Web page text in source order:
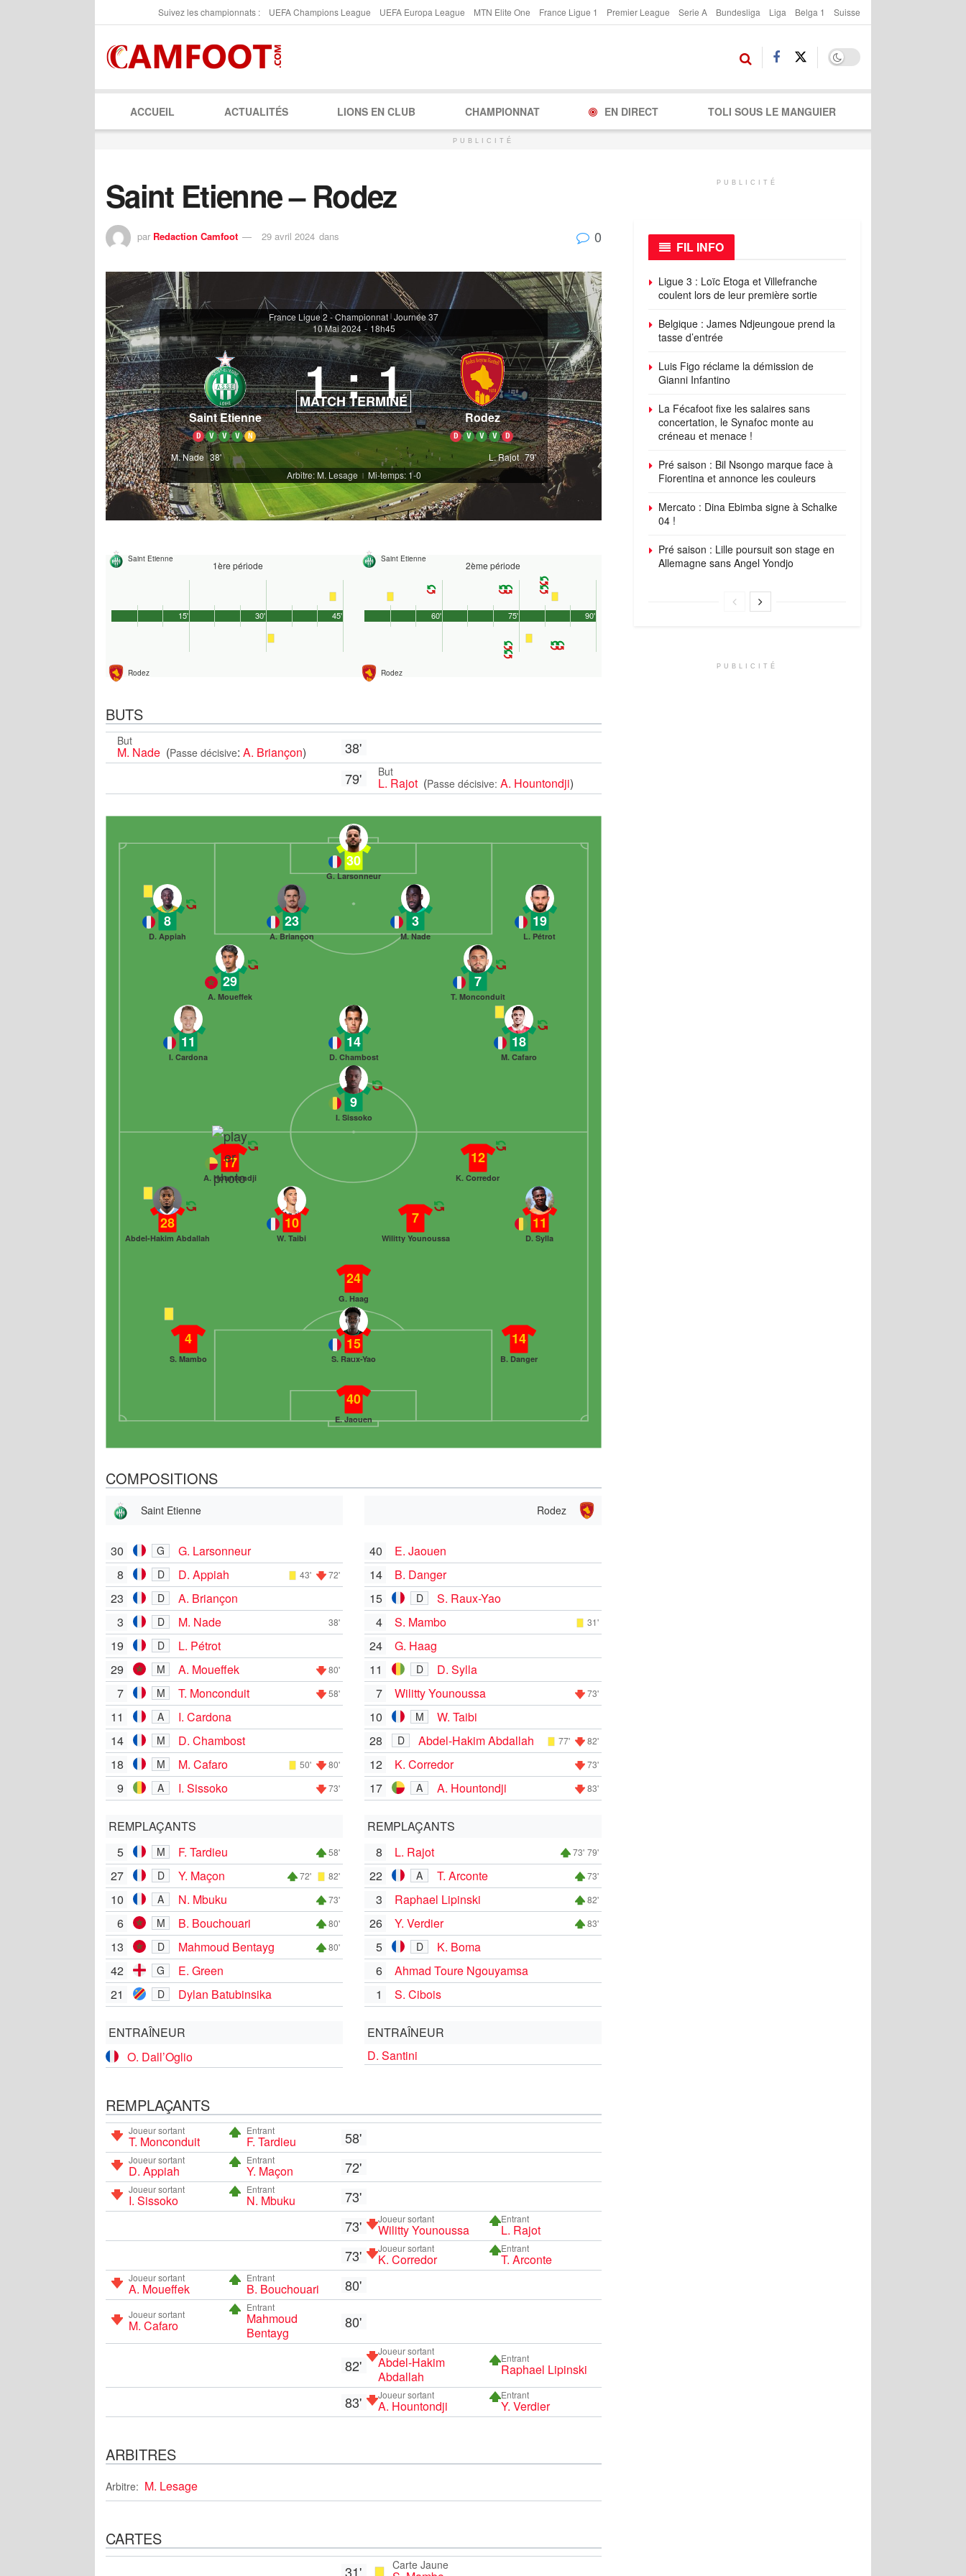
Suivez les championnats : UEFA Champions League UEFA Europa League MTN Elite One France Ligue 1 Premier League Serie A Bundesliga Liga Belga 1 Suisse
ACCUEIL ACTUALITÉS LIONS EN CLUB CHAMPIONNAT EN DIRECT TOLI SOUS LE MANGUIER
PUBLICITÉ
Saint Etienne – Rodez
par Redaction Camfoot 29 avril 2024 dans 0
France Ligue 2 - Championnat | Journée 37
10 Mai 2024 - 18h45
Saint Etienne
D V V V N
1 : 1
MATCH TERMINÉ
Rodez
D V V V D
M. Nade 38' L. Rajot 79'
Arbitre: M. Lesage | Mi-temps: 1-0
Saint Etienne
1ère période
Rodez
45'
15' 30'
Saint Etienne
2ème période
Rodez
90'
60' 75'
BUTS
But
M. Nade (Passe décisive: A. Briançon)
38'
79'
But
L. Rajot (Passe décisive: A. Hountondji)
30
G. Larsonneur
19
L. Pétrot
3
M. Nade
23
A. Briançon
8
D. Appiah
7
T. Monconduit
29
A. Moueffek
18
M. Cafaro
14
D. Chambost
11
I. Cardona
9
I. Sissoko
40
E. Jaouen
4
S. Mambo
15
S. Raux-Yao
14
B. Danger
24
G. Haag
28
Abdel-Hakim Abdallah
10
W. Taibi
7
Wilitty Younoussa
11
D. Sylla
17
A. Hountondji
12
K. Corredor
COMPOSITIONS
Saint Etienne
30 G
G. Larsonneur
8
D D. Appiah 43' 72'
23 D
A. Briançon
3
D M. Nade 38'
19 D
L. Pétrot
29
M A. Moueffek 80'
7 M T. Monconduit 58'
11 A
I. Cardona
14
M
D. Chambost
18
M M. Cafaro 50' 80'
9 A I. Sissoko 73'
REMPLAÇANTS
5
M F. Tardieu 58'
27 D Y. Maçon 72' 82'
10 A N. Mbuku 73'
6 M B. Bouchouari 80'
13 D Mahmoud Bentayg 80'
42 G
E. Green
21
D Dylan Batubinsika
ENTRAÎNEUR
O. Dall’Oglio
Rodez
40
E. Jaouen
14
B. Danger
15
D
S. Raux-Yao
4
S. Mambo 31'
24
G. Haag
11
D
D. Sylla
7
Wilitty Younoussa 73'
10 M
W. Taibi
28
D Abdel-Hakim Abdallah 77' 82'
12 K. Corredor 73'
17 A A. Hountondji 83'
REMPLAÇANTS
8
L. Rajot 73' 79'
22 A T. Arconte 73'
3 Raphael Lipinski 82'
26 Y. Verdier 83'
5 D
K. Boma
6
Ahmad Toure Ngouyamsa
1
S. Cibois
ENTRAÎNEUR
D. Santini
REMPLAÇANTS
Joueur sortant
T. Monconduit
Entrant
F. Tardieu 58'
Joueur sortant
D. Appiah
Entrant
Y. Maçon 72'
Joueur sortant
I. Sissoko
Entrant
N. Mbuku
73'
73'
Joueur sortant
Wilitty Younoussa
Entrant
L. Rajot
73' Joueur sortant
K. Corredor
Entrant
T. Arconte
Joueur sortant
A. Moueffek
Entrant
B. Bouchouari 80'
Joueur sortant
M. Cafaro
Entrant
Mahmoud
Bentayg
80'
82'
Joueur sortant
Abdel-Hakim
Abdallah
Entrant
Raphael Lipinski
83' Joueur sortant
A. Hountondji
Entrant
Y. Verdier
ARBITRES
Arbitre: M. Lesage
CARTES
31' Carte Jaune
PUBLICITÉ
FIL INFO
Ligue 3 : Loïc Etoga et Villefranche
coulent lors de leur première sortie
Belgique : James Ndjeungoue prend la
tasse d’entrée
Luis Figo réclame la démission de
Gianni Infantino
La Fécafoot fixe les salaires sans
concertation, le Synafoc monte au
créneau et menace !
Pré saison : Bil Nsongo marque face à
Fiorentina et annonce les couleurs
Mercato : Dina Ebimba signe à Schalke
04 !
Pré saison : Lille poursuit son stage en
Allemagne sans Angel Yondjo
PUBLICITÉ